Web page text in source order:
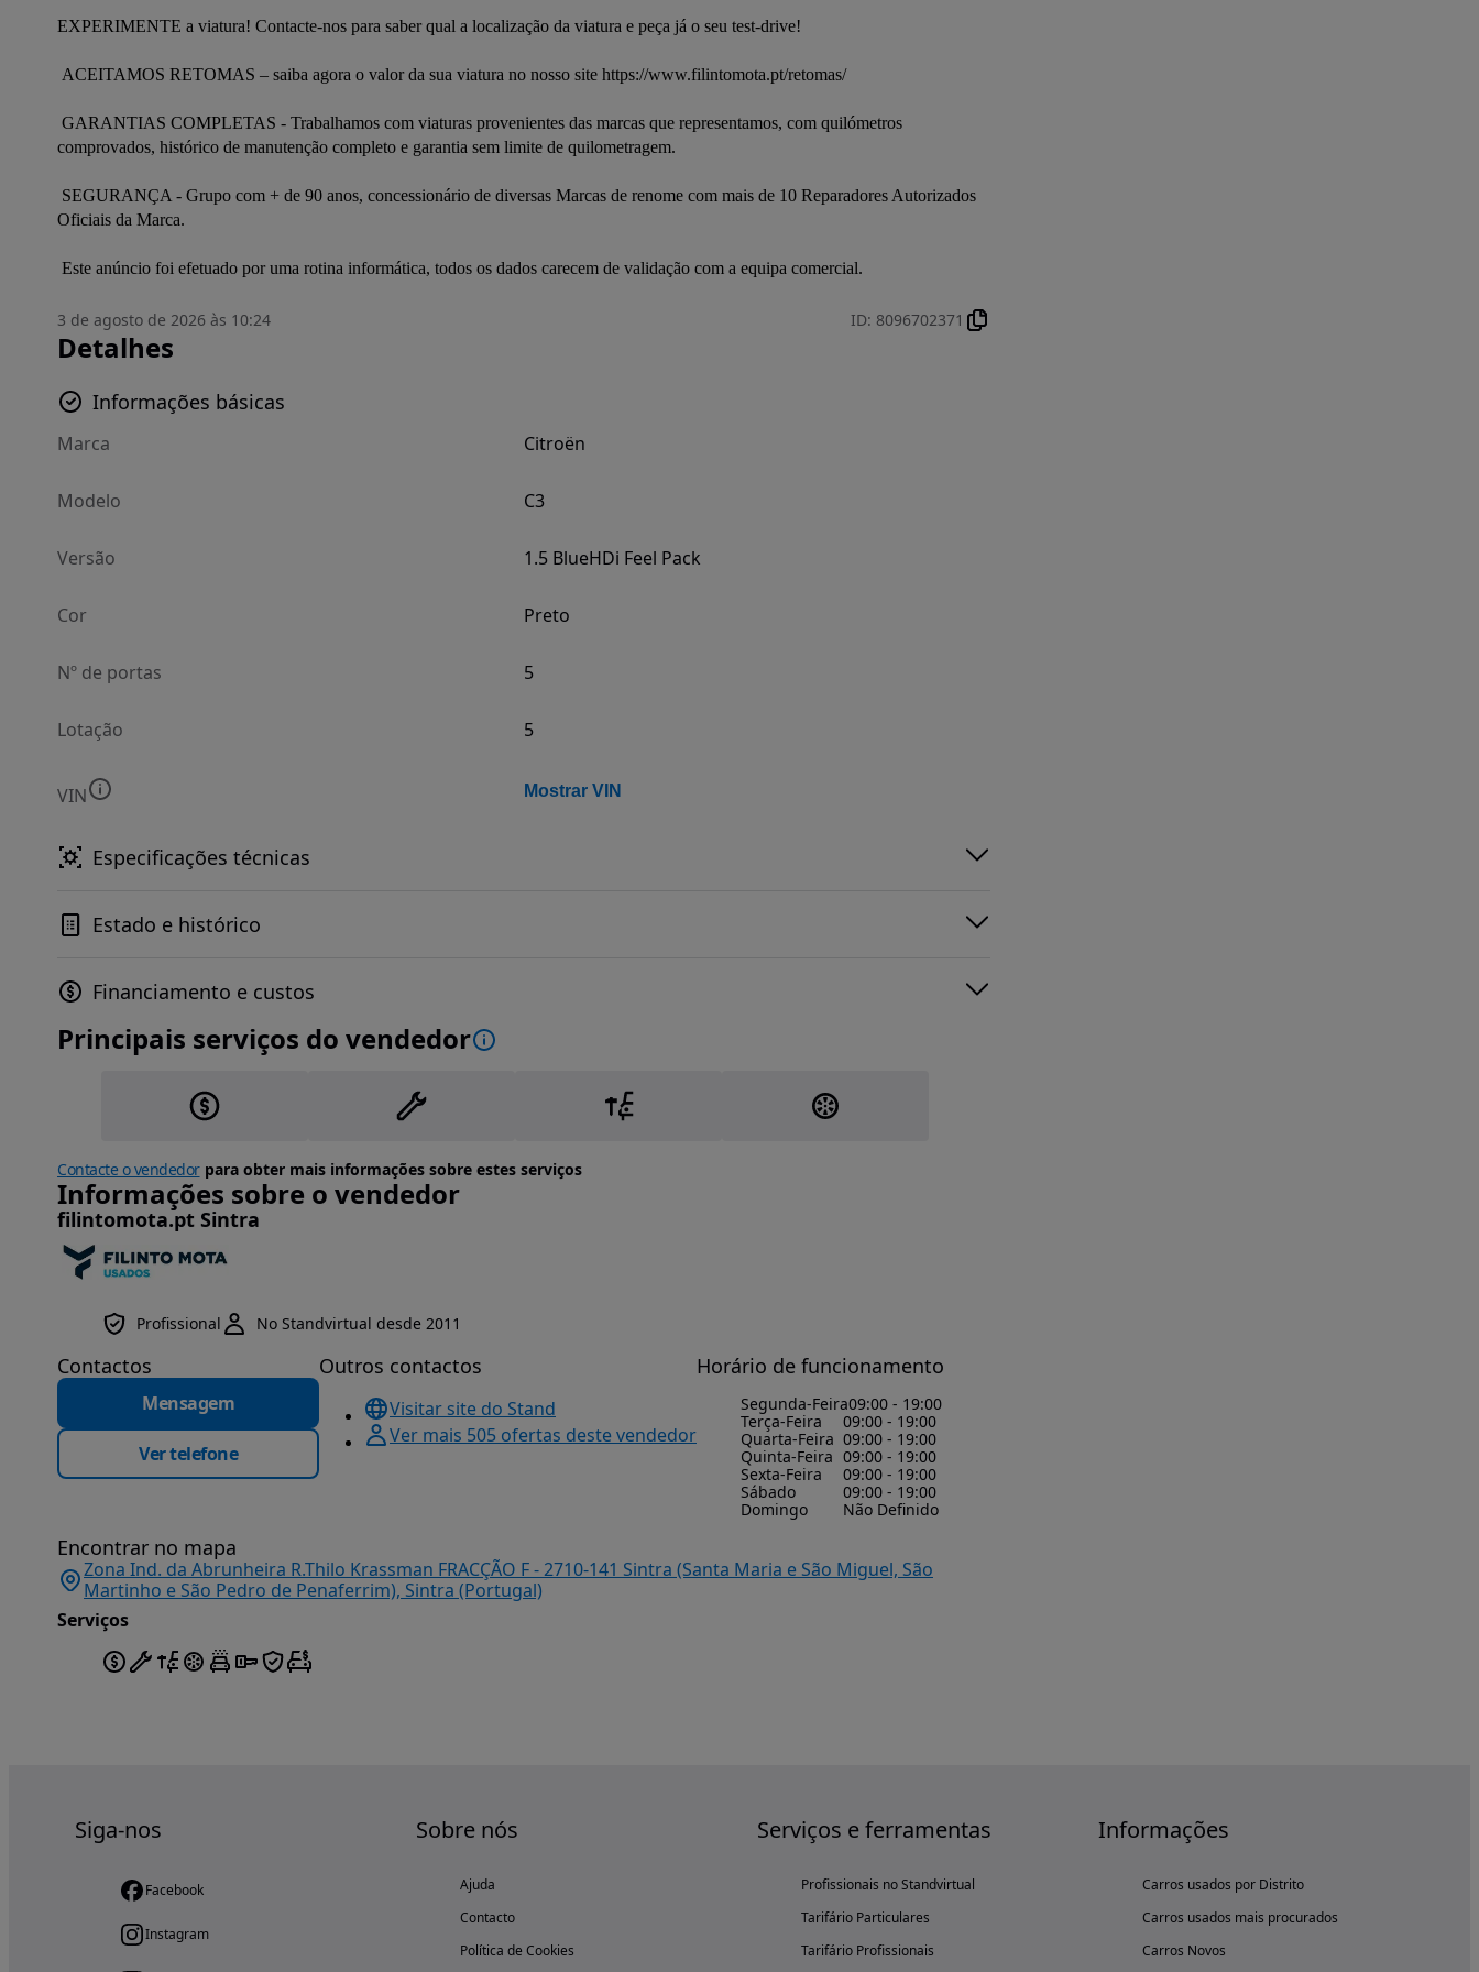
EXPERIMENTE a viatura! Contacte-nos para saber qual a localização da viatura e peça já o seu test-drive!
comprovados, histórico de manutenção completo e garantia sem limite de quilometragem.
Oficiais da Marca.
Este anúncio foi efetuado por uma rotina informática, todos os dados carecem de validação com a equipa comercial.
3 de agosto de 2026 às 10:24 ID: 8096702371
Detalhes
Informações básicas
Marca Citroën
Modelo C3
Versão 1.5 BlueHDi Feel Pack
Cor Preto
Nº de portas 5
Lotação 5
VIN Mostrar VIN
Especificações técnicas
Estado e histórico
Financiamento e custos
Principais serviços do vendedor
Contacte o vendedorpara obter mais informações sobre estes serviços
Informações sobre o vendedor
filintomota.pt Sintra
Profissional No Standvirtual desde 2011
Contactos
Mensagem
Ver telefone
Outros contactos
Visitar site do Stand
Ver mais 505 ofertas deste vendedor
Horário de funcionamento
Segunda-Feira09:00 - 19:00
Terça-Feira
09:00 - 19:00
Quarta-Feira 09:00 - 19:00
Quinta-Feira 09:00 - 19:00
Sexta-Feira
09:00 - 19:00
Sábado
09:00 - 19:00
Domingo
Não Definido
Encontrar no mapa
Zona Ind. da Abrunheira R.Thilo Krassman FRACÇÃO F - 2710-141 Sintra (Santa Maria e São Miguel, São
Martinho e São Pedro de Penaferrim), Sintra (Portugal)
Serviços
Siga-nos
Facebook
Instagram
Sobre nós
Ajuda
Contacto
Política de Cookies
Serviços e ferramentas
Profissionais no Standvirtual
Tarifário Particulares
Tarifário Profissionais
Informações
Carros usados por Distrito
Carros usados mais procurados
Carros Novos